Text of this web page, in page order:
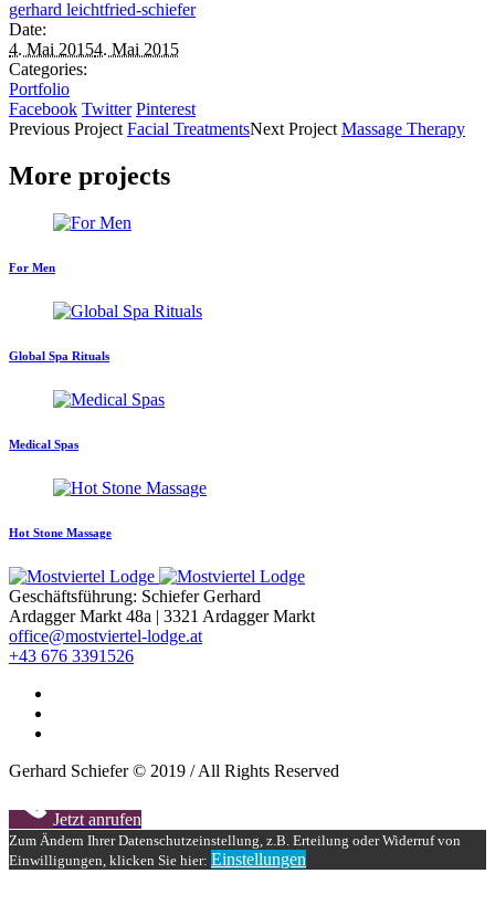
gerhard leichtfried-schiefer
Date:
4. Mai 20154. Mai 2015
Categories:
Portfolio
Facebook Twitter Pinterest
Previous ProjectFacial TreatmentsNextProjectMassage Therapy
More projects
For Men
Global Spa Rituals
Medical Spas
Hot Stone Massage
Geschäftsführung: Schiefer Gerhard
Ardagger Markt 48a | 3321 Ardagger Markt
office@mostviertel-lodge.at
+43 676 3391526
Gerhard Schiefer © 2019 / All Rights Reserved
Jetzt anrufen
Zum Ändern Ihrer Datenschutzeinstellung, z.B. Erteilung oder Widerruf von
Einwilligungen, klicken Sie hier: Einstellungen